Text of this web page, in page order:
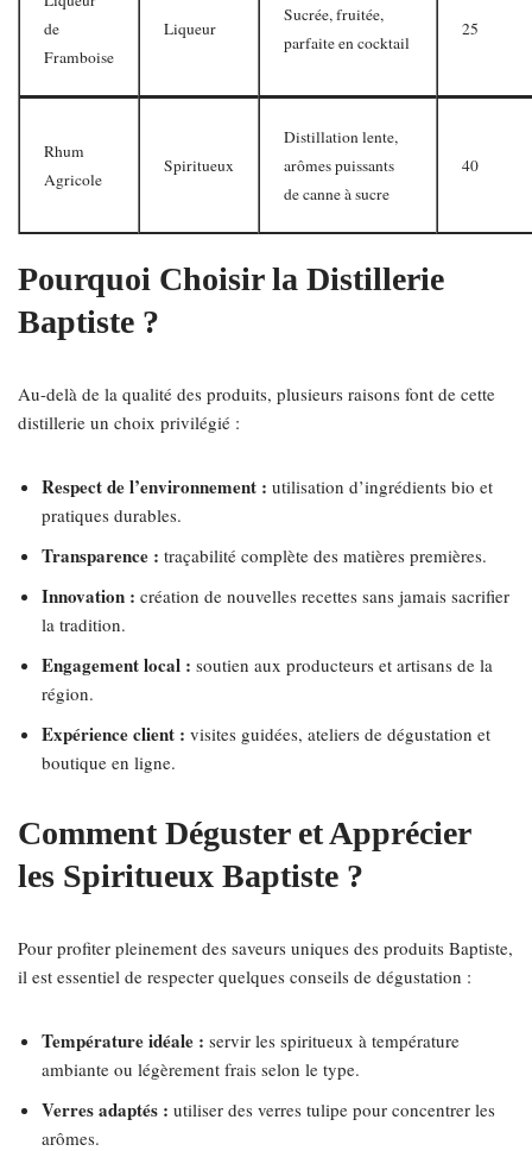
de
Framboise
Liqueur
Sucrée, fruitée,
parfaite en cocktail
25
Rhum
Agricole
Spiritueux
Distillation lente,
arômes puissants
de canne à sucre
40
Pourquoi Choisir la Distillerie
Baptiste ?
Au-delà de la qualité des produits, plusieurs raisons font de cette
distillerie un choix privilégié :
Respect de l’environnement : utilisation d’ingrédients bio et
pratiques durables.
Transparence : traçabilité complète des matières premières.
Innovation : création de nouvelles recettes sans jamais sacrifier
la tradition.
Engagement local : soutien aux producteurs et artisans de la
région.
Expérience client : visites guidées, ateliers de dégustation et
boutique en ligne.
Comment Déguster et Apprécier
les Spiritueux Baptiste ?
Pour profiter pleinement des saveurs uniques des produits Baptiste,
il est essentiel de respecter quelques conseils de dégustation :
Température idéale : servir les spiritueux à température
ambiante ou légèrement frais selon le type.
Verres adaptés : utiliser des verres tulipe pour concentrer les
arômes.